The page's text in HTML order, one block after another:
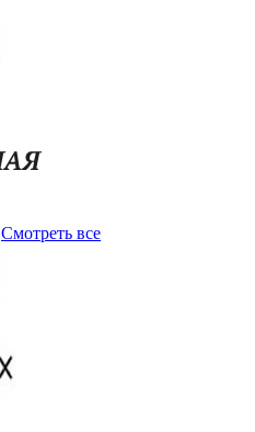
Смотреть все